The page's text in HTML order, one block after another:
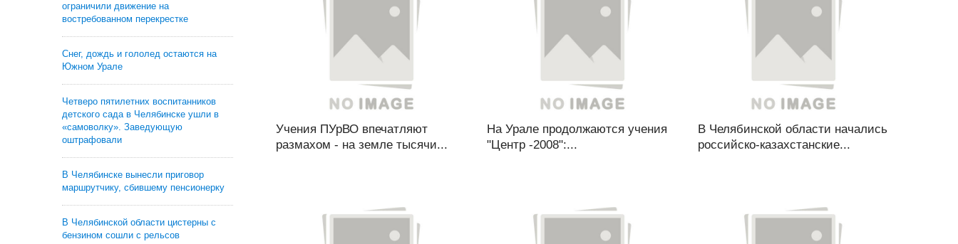
ограничили движение на
востребованном перекрестке
Снег, дождь и гололед остаются на
Южном Урале
Четверо пятилетних воспитанников
детского сада в Челябинске ушли в
«самоволку». Заведующую
оштрафовали
В Челябинске вынесли приговор
маршрутчику, сбившему пенсионерку
В Челябинской области цистерны с
бензином сошли с рельсов
Учения ПУрВО впечатляют
размахом - на земле тысячи...
На Урале продолжаются учения
"Центр -2008":...
В Челябинской области начались
российско-казахстанские...